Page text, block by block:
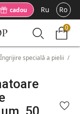
cadou Ru Ro
0
Îngrijire specială a pielii /
50